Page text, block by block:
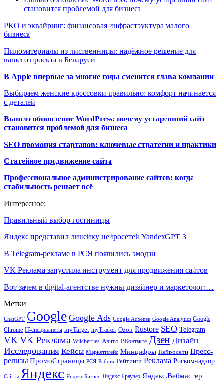
становится проблемой для бизнеса
РКО и эквайринг: финансовая инфраструктура малого
бизнеса
Пиломатериалы из лиственницы: надёжное решение для
вашего проекта в Беларуси
В Apple впервые за многие годы сменится глава компании
Выбираем женские кроссовки правильно: комфорт начинается
с деталей
Вышло обновление WordPress: почему устаревший сайт
становится проблемой для бизнеса
SEO промоция стартапов: ключевые стратегии и практики
Статейное продвижение сайта
Профессиональное администрирование сайтов: когда
стабильность решает всё
Интересное:
Правильный выбор гостиницы
Яндекс представил линейку нейросетей YandexGPT 3
В Telegram-рекламе в РСЯ появились эмодзи
VK Реклама запустила инструмент для продвижения сайтов
Вот зачем в digital-агентстве нужны дизайнер и маркетолог:…
Метки
ChatGPT Google Google Ads Google AdSense Google Analytics Google
Chrome IT-специалисты myTarget myTracker Ozon Rustore SEO Telegram
VK VK Реклама Wildberries Авито ВКонтакте Дзен Дизайн
Исследования Кейсы Маркетплейс Минцифры Нейросети Пресс-
релизы ПромоСтраницы РСЯ Работа Рейтинги Реклама Роскомнадзор
Сайты Яндекс Яндекс.Бизнес Яндекс.Браузер Яндекс.Вебмастер